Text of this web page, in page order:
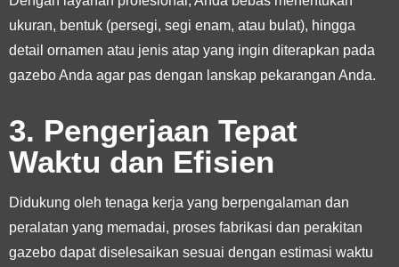
ukuran, bentuk (persegi, segi enam, atau bulat), hingga
detail ornamen atau jenis atap yang ingin diterapkan pada
gazebo Anda agar pas dengan lanskap pekarangan Anda.
3. Pengerjaan Tepat
Waktu dan Efisien
Didukung oleh tenaga kerja yang berpengalaman dan
peralatan yang memadai, proses fabrikasi dan perakitan
gazebo dapat diselesaikan sesuai dengan estimasi waktu